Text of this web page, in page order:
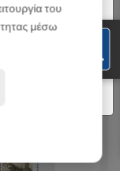
ενδέχεται να
για την
του
μέσω